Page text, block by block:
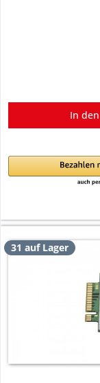
In den
31 auf Lager